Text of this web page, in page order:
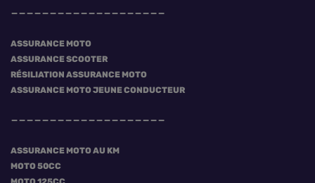
ASSURANCE MOTO
ASSURANCE SCOOTER
RÉSILIATION ASSURANCE MOTO
ASSURANCE MOTO JEUNE CONDUCTEUR
ASSURANCE MOTO AU KM
MOTO 50CC